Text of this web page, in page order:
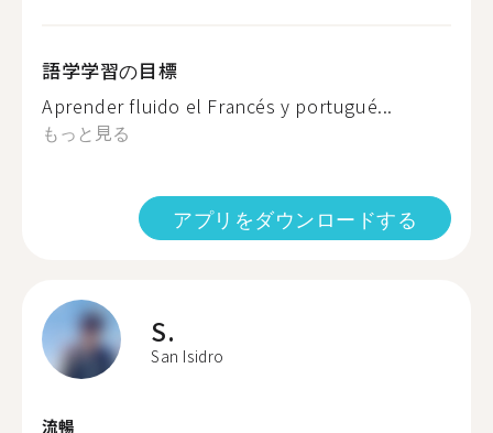
語学学習の目標
Aprender fluido el Francés y portugué...
もっと見る
アプリをダウンロードする
S.
San Isidro
流暢